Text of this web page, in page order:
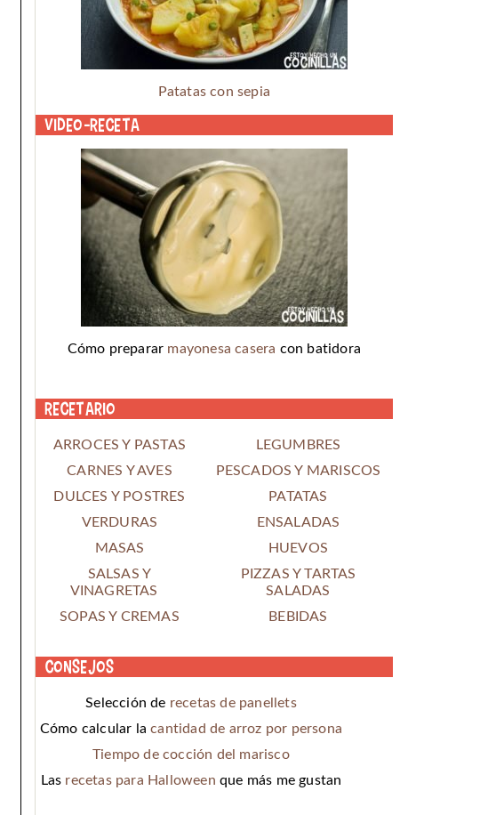
Patatas con sepia
Video-receta
Cómo preparar mayonesa casera con batidora
Recetario
ARROCES Y PASTAS
LEGUMBRES
CARNES Y AVES
PESCADOS Y MARISCOS
DULCES Y POSTRES
PATATAS
VERDURAS
ENSALADAS
MASAS
HUEVOS
SALSAS Y
VINAGRETAS
PIZZAS Y TARTAS
SALADAS
SOPAS Y CREMAS
BEBIDAS
Consejos
Selección de recetas de panellets
Cómo calcular lacantidad de arroz por persona
Tiempo de cocción del marisco
Las recetas para Halloween que más me gustan